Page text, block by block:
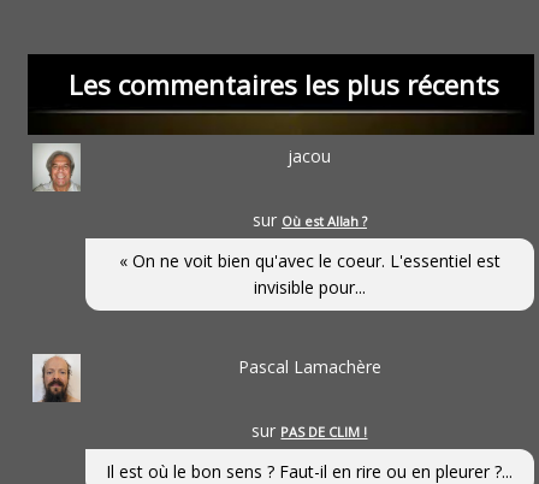
Les commentaires les plus récents
jacou
sur Où est Allah ?
« On ne voit bien qu'avec le coeur. L'essentiel est
invisible pour...
Pascal Lamachère
sur PAS DE CLIM !
Il est où le bon sens ? Faut-il en rire ou en pleurer ?...